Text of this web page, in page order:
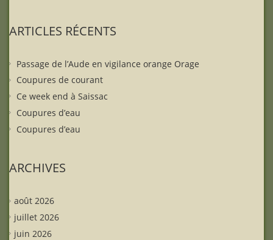
ARTICLES RÉCENTS
Passage de l’Aude en vigilance orange Orage
Coupures de courant
Ce week end à Saissac
Coupures d’eau
Coupures d’eau
ARCHIVES
août 2026
juillet 2026
juin 2026